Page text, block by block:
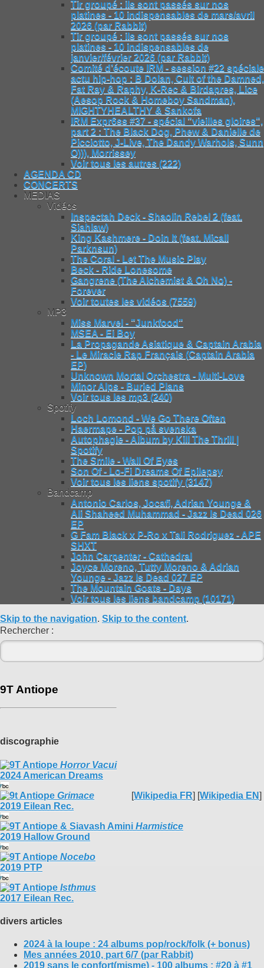
Tir groupé : ils sont passés sur nos
platines - 10 indispensables de mars/avril
2026 (par Rabbit)
Tir groupé : ils sont passés sur nos
platines - 10 indispensables de
janvier/février 2026 (par Rabbit)
Comité d’écoute IRM - session #22 spéciale
actu hip-hop : B Dolan, Cult of the Damned,
Fat Ray & Raphy, K-Rec & Birdapres, Lice
(Aesop Rock & Homeboy Sandman),
MIGHTYHEALTHY & Sankofa
IRM Expr6ss #37 - spécial "vieilles gloires",
part 2 : The Black Dog, Phew & Danielle de
Picciotto, J-Live, The Dandy Warhols, Sunn
O))), Morrissey
Voir tous les autres (222)
AGENDA CD
CONCERTS
MEDIAS
Vidéos
Inspectah Deck - Shaolin Rebel 2 (feat.
Siahlaw)
King Kashmere - Doin It (feat. Micall
Parknsun)
The Coral - Let The Music Play
Beck - Ride Lonesome
Gangrene (The Alchemist & Oh No) -
Forever
Voir toutes les vidéos (7559)
MP3
Miss Marvel - "Junkfood"
MSEA - Ei Boy
La Propagande Asiatique & Captain Arabia
- Le Miracle Rap Français (Captain Arabia
EP)
Unknown Mortal Orchestra - Multi-Love
Minor Alps - Buried Plans
Voir tous les mp3 (240)
Spotify
Loch Lomond - We Go There Often
Haermape - Pop på svenska
Autophagie - Album by Kill The Thrill |
Spotify
The Smile - Wall Of Eyes
Son Of - Lo-Fi Dreams Of Epilepsy
Voir tous les liens spotify (3147)
Bandcamp
Antonio Carlos, Jocafi, Adrian Younge &
Ali Shaheed Muhammad - Jazz Is Dead 026
EP
G Fam Black x P-Ro x Tali Rodriguez - APE
SHXT
John Carpenter - Cathedral
Joyce Moreno, Tutty Moreno & Adrian
Younge - Jazz Is Dead 027 EP
The Mountain Goats - Days
Voir tous les liens bandcamp (10171)
Skip to the navigation. Skip to the content.
Rechercher :
9T Antiope
[Wikipedia FR] [Wikipedia EN]
discographie
Horror Vacui
2024 American Dreams
Grimace
2019 Eilean Rec.
Harmistice
2019 Hallow Ground
Nocebo
2019 PTP
Isthmus
2017 Eilean Rec.
divers articles
2024 à la loupe : 24 albums pop/rock/folk (+ bonus)
Mes années 2010, part 6/7 (par Rabbit)
2019 sans le confort(misme) - 100 albums : #20 à #1